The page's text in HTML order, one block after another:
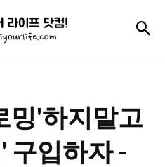
엔
조
어
라
밍'하지말고
구입하자 -